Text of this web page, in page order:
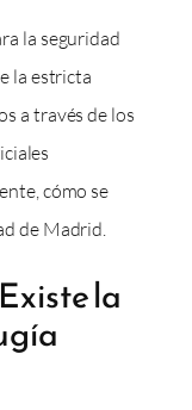
la seguridad
la estricta
a través de los
cómo se
de Madrid.
la